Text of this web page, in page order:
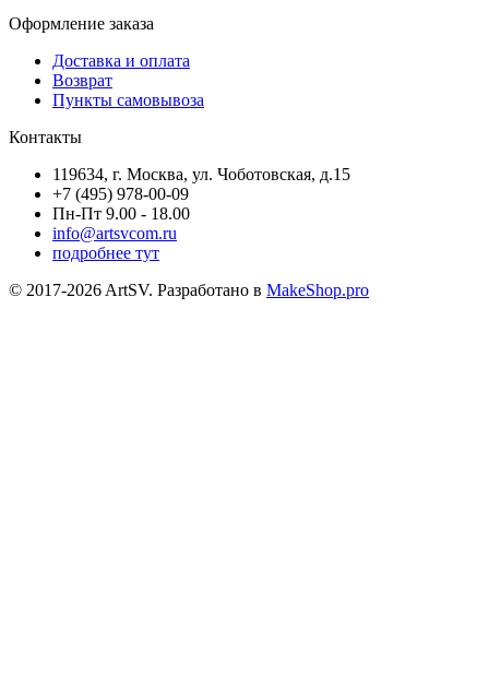
Оформление заказа
Доставка и оплата
Возврат
Пункты самовывоза
Контакты
119634, г. Москва, ул. Чоботовская, д.15
+7 (495) 978-00-09
Пн-Пт 9.00 - 18.00
info@artsvcom.ru
подробнее тут
© 2017-2026 ArtSV. Разработано в MakeShop.pro